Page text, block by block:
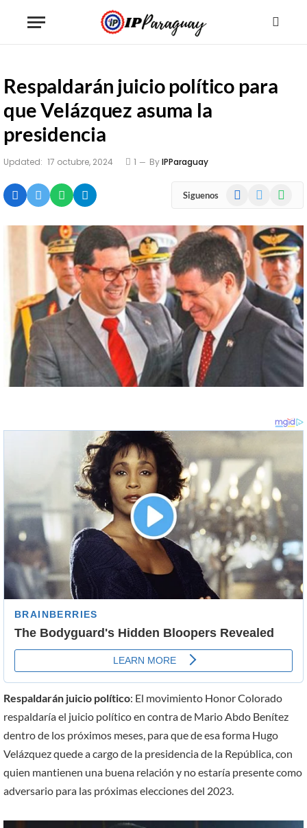
Respaldarán juicio político para
que Velázquez asuma la
presidencia
Updated: 17 octubre, 2024 1 ByIPParaguay
Siguenos Facebook
Respaldarán juicio político: El movimiento Honor Colorado
respaldaría el juicio político en contra de Mario Abdo Benítez
dentro de los próximos meses, para que de esa forma Hugo
Velázquez quede a cargo de la presidencia de la República, con
quien mantienen una buena relación y no estaría presente como
adversario para las próximas elecciones del 2023.